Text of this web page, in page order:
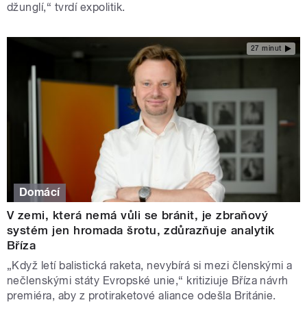
džunglí,“ tvrdí expolitik.
27 minut
Domácí
V zemi, která nemá vůli se bránit, je zbraňový
systém jen hromada šrotu, zdůrazňuje analytik
Bříza
„Když letí balistická raketa, nevybírá si mezi členskými a
nečlenskými státy Evropské unie,“ kritiziuje Bříza návrh
premiéra, aby z protiraketové aliance odešla Británie.